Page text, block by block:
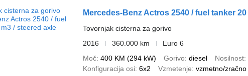
Mercedes-Benz Actros 2540 / fuel tanker
Tovornjak cisterna za gorivo
2016
360.000 km
Euro 6
Moč 400 KM (294 kW) Gorivo diesel Nosilnost
Konfiguracija osi 6x2 Vzmetenje vzmetno/zračno